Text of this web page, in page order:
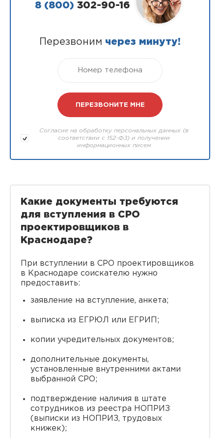
8 (800) 302-90-16
Перезвоним через минуту!
Согласие на обработку персональных данных (в
соответствии с 152-ФЗ) и получении
информационных писем
Какие документы требуются
для вступления в СРО
проектировщиков в
Краснодаре?
При вступлении в СРО проектировщиков
в Краснодаре соискателю нужно
предоставить:
заявление на вступление, анкета;
выписка из ЕГРЮЛ или ЕГРИП;
копии учредительных документов;
дополнительные документы,
установленные внутренними актами
выбранной СРО;
подтверждение наличия в штате
сотрудников из реестра НОПРИЗ
(выписки из НОПРИЗ, трудовых
книжек);